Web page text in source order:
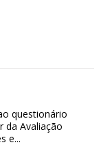
questionário
da Avaliação
e...